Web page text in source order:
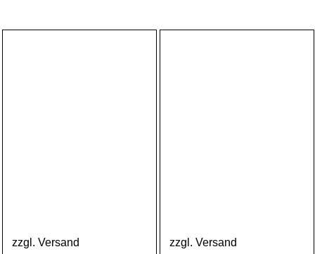
zzgl. Versand zzgl. Versand